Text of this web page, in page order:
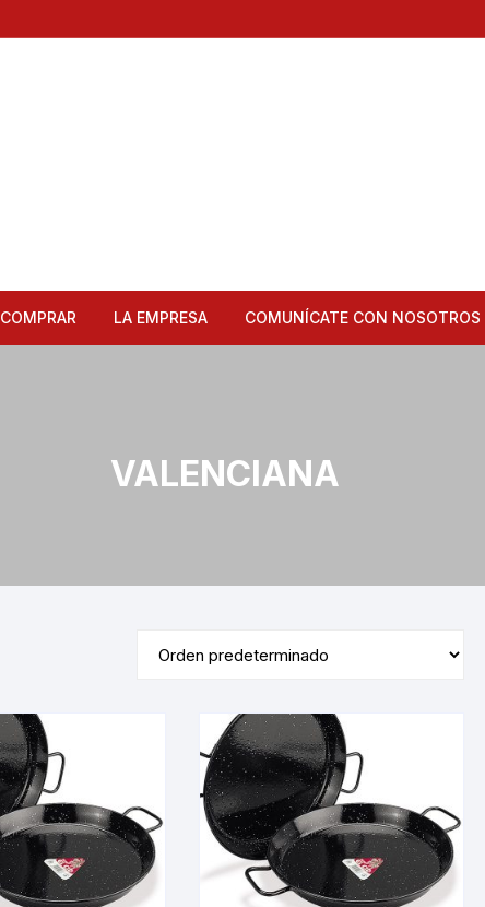
COMPRAR
Electrodomésticos
Vasos
Vajillas Corona
RAK
LA EMPRESA COMUNÍCATE CON NOSOTROS
VALENCIANA